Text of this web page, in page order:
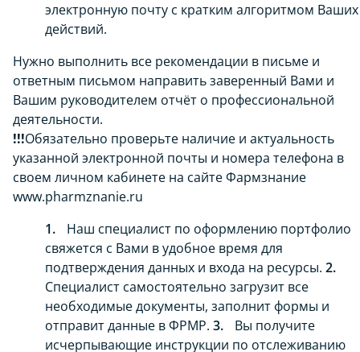
электронную почту с кратким алгоритмом Ваших
действий.
Нужно выполнить все рекомендации в письме и
ответным письмом направить заверенный Вами и
Вашим руководителем отчёт о профессиональной
деятельности.
!!!Обязательно проверьте наличие и актуальность
указанной электронной почты и номера телефона в
своем личном кабинете на сайте Фармзнание
www.pharmznanie.ru
Наш специалист по оформлению портфолио
свяжется с Вами в удобное время для
подтверждения данных и входа на ресурсы.
Специалист самостоятельно загрузит все
необходимые документы, заполнит формы и
отправит данные в ФРМР.
Вы получите
исчерпывающие инструкции по отслеживанию